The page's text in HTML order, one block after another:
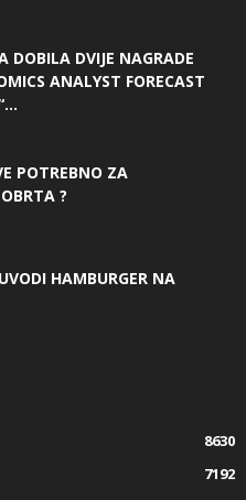
DOBILA DVIJE NAGRADE
ANALYST FORECAST
POTREBNO ZA
?
HAMBURGER NA
8630
7192